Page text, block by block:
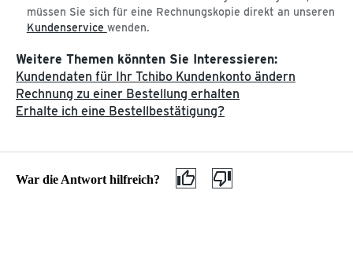
Lieferstatus, Kontostand & Verwaltung
Informationen zum Lieferstatus Ihrer Bestellung, Kontostand
und Rechnungen sowie Ihren persönlichen Daten erhalten
Sie in Ihrem Tchibo Online-Konto.
Defekten Artikel reklamieren
müssen Sie sich für eine Rechnungskopie direkt an unseren
Kundenservice wenden.
Weitere Themen könnten Sie Interessieren:
Kundendaten für Ihr Tchibo Kundenkonto ändern
Rechnung zu einer Bestellung erhalten
Erhalte ich eine Bestellbestätigung?
War die Antwort hilfreich?